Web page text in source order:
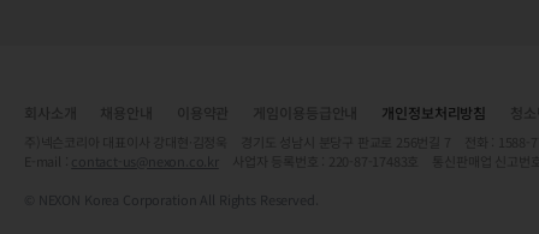
개인정보처리방침
contact-us@nexon.co.kr
© NEXON Korea Corporation All Rights Reserved.